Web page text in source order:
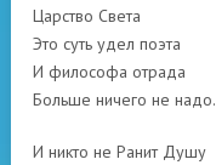
Царство Света
Это суть удел поэта
И философа отрада
Больше ничего не надо.
И никто не Ранит Душу